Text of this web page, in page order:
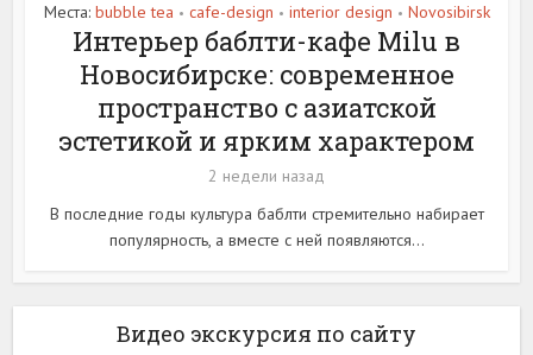
Места: bubble tea • cafe-design • interior design • Novosibirsk
Интерьер баблти-кафе Milu в
Новосибирске: современное
пространство с азиатской
эстетикой и ярким характером
2 недели назад
В последние годы культура баблти стремительно набирает
популярность, а вместе с ней появляются...
Видео экскурсия по сайту